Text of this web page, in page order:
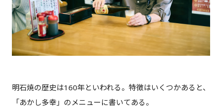
明石焼の歴史は160年といわれる。特徴はいくつかあると、
「あかし多幸」のメニューに書いてある。